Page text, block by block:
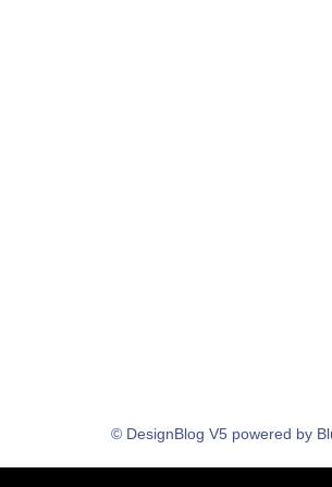
© DesignBlog V5 powered by